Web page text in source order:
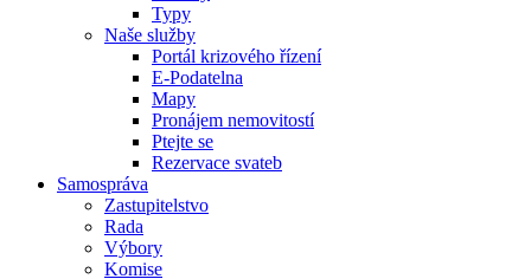
Typy
Naše služby
Portál krizového řízení
E-Podatelna
Mapy
Pronájem nemovitostí
Ptejte se
Rezervace svateb
Samospráva
Zastupitelstvo
Rada
Výbory
Komise